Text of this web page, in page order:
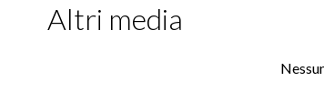
Altri media